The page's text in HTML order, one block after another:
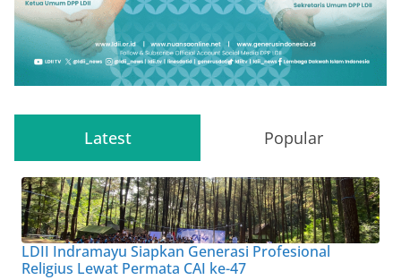
Latest Popular
LDII Indramayu Siapkan Generasi Profesional
Religius Lewat Permata CAI ke-47